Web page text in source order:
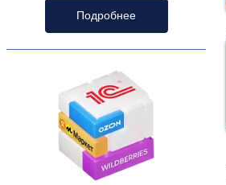
Подробнее